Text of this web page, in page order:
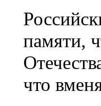
памяти,
что